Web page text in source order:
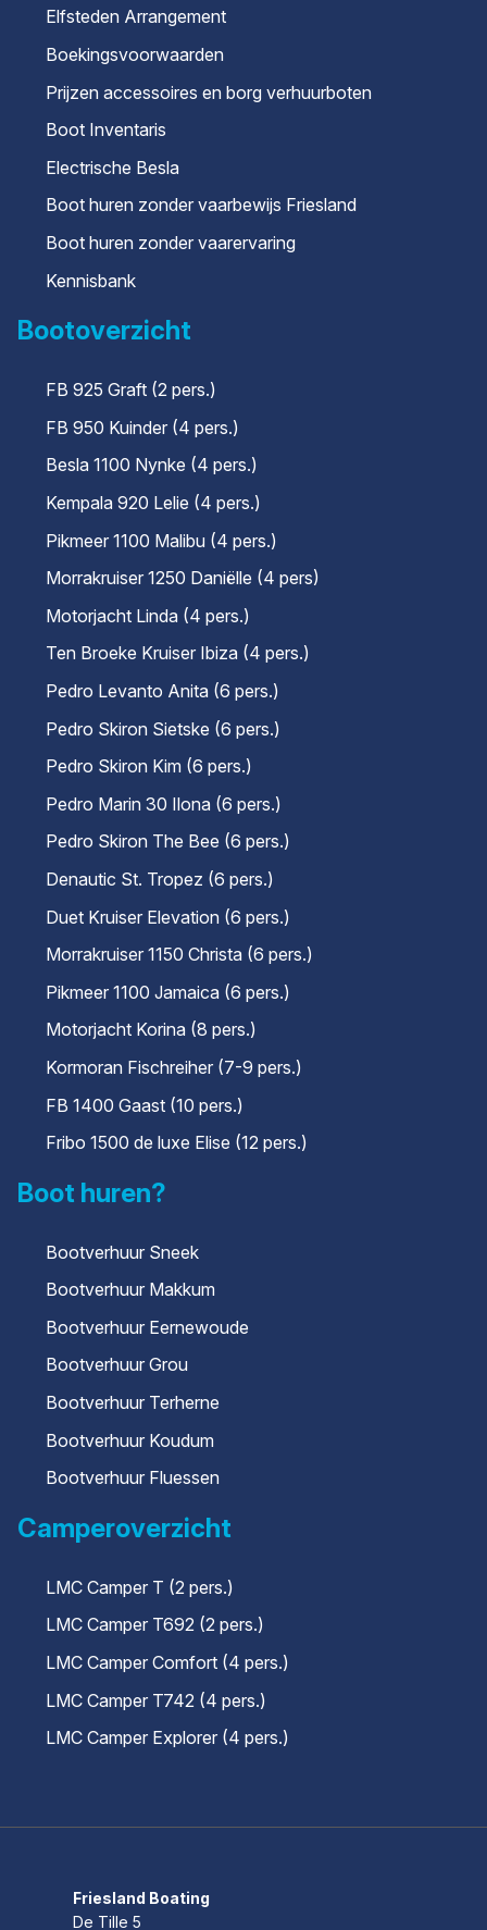
Elfsteden Arrangement
Boekingsvoorwaarden
Prijzen accessoires en borg verhuurboten
Boot Inventaris
Electrische Besla
Boot huren zonder vaarbewijs Friesland
Boot huren zonder vaarervaring
Kennisbank
Bootoverzicht
FB 925 Graft (2 pers.)
FB 950 Kuinder (4 pers.)
Besla 1100 Nynke (4 pers.)
Kempala 920 Lelie (4 pers.)
Pikmeer 1100 Malibu (4 pers.)
Morrakruiser 1250 Daniëlle (4 pers)
Motorjacht Linda (4 pers.)
Ten Broeke Kruiser Ibiza (4 pers.)
Pedro Levanto Anita (6 pers.)
Pedro Skiron Sietske (6 pers.)
Pedro Skiron Kim (6 pers.)
Pedro Marin 30 Ilona (6 pers.)
Pedro Skiron The Bee (6 pers.)
Denautic St. Tropez (6 pers.)
Duet Kruiser Elevation (6 pers.)
Morrakruiser 1150 Christa (6 pers.)
Pikmeer 1100 Jamaica (6 pers.)
Motorjacht Korina (8 pers.)
Kormoran Fischreiher (7-9 pers.)
FB 1400 Gaast (10 pers.)
Fribo 1500 de luxe Elise (12 pers.)
Boot huren?
Bootverhuur Sneek
Bootverhuur Makkum
Bootverhuur Eernewoude
Bootverhuur Grou
Bootverhuur Terherne
Bootverhuur Koudum
Bootverhuur Fluessen
Camperoverzicht
LMC Camper T (2 pers.)
LMC Camper T692 (2 pers.)
LMC Camper Comfort (4 pers.)
LMC Camper T742 (4 pers.)
LMC Camper Explorer (4 pers.)
Friesland Boating
De Tille 5